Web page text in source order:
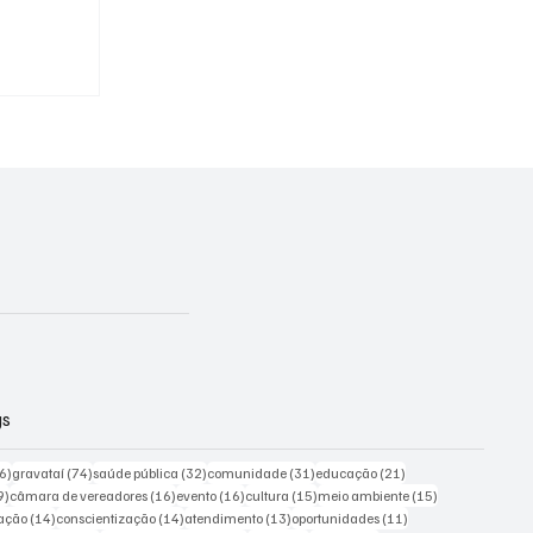
226 posts
gravataí (74)74 posts
saúde pública (32)32 posts
comunidade (31)31 posts
educação (21)
19 posts
câmara de vereadores (16)16 posts
evento (16)16 posts
cultura (15)15 posts
meio ambiente (15)
(14)14 posts
conscientização (14)14 posts
atendimento (13)13 posts
oportunidades (11)